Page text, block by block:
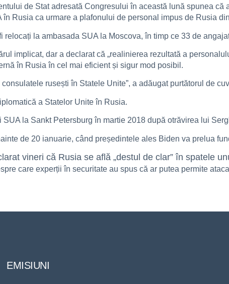
de Stat adresată Congresului în această lună spunea că
Rusia ca urmare a plafonului de personal impus de Rusia
la ambasada SUA la Moscova, în timp ce 33 de
implicat, dar a declarat că „realinierea rezultată a
în Rusia în cel mai eficient și sigur mod posibil.
rusești în Statele Unite”, a adăugat purtătorul de
a Statelor Unite în Rusia.
la Sankt Petersburg în martie 2018 după otrăvirea lui
de 20 ianuarie, când președintele ales Biden va prelua
vineri că Rusia se află „destul de clar” în spatele
care experții în securitate au spus că ar putea permite
EMISIUNI